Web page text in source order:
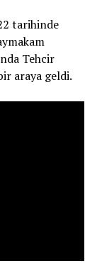
tarihinde
Tehcir
araya geldi.